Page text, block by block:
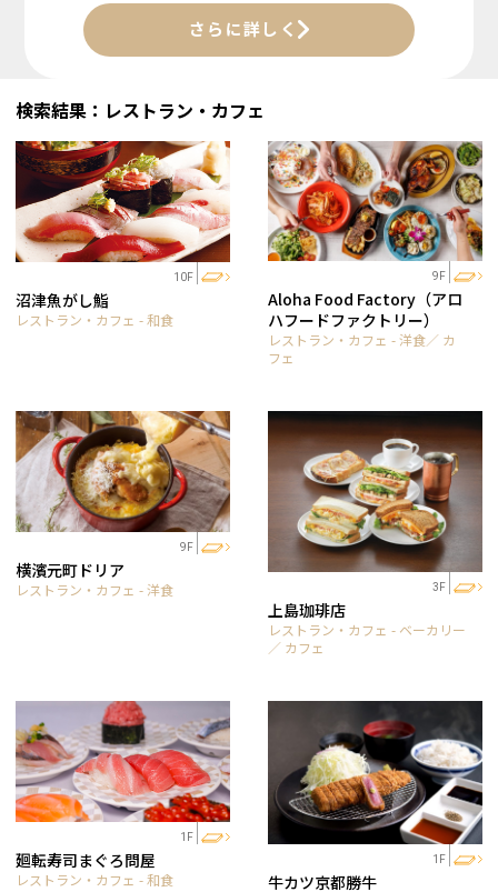
さらに詳しく
検索結果：レストラン・カフェ
10F
沼津魚がし鮨
レストラン・カフェ - 和食
9F
Aloha Food Factory（アロ
ハフードファクトリー）
レストラン・カフェ - 洋食／ カ
フェ
9F
横濱元町ドリア
レストラン・カフェ - 洋食 3F
上島珈琲店
レストラン・カフェ - ベーカリー
／ カフェ
1F
廻転寿司まぐろ問屋
レストラン・カフェ - 和食
1F
牛カツ京都勝牛